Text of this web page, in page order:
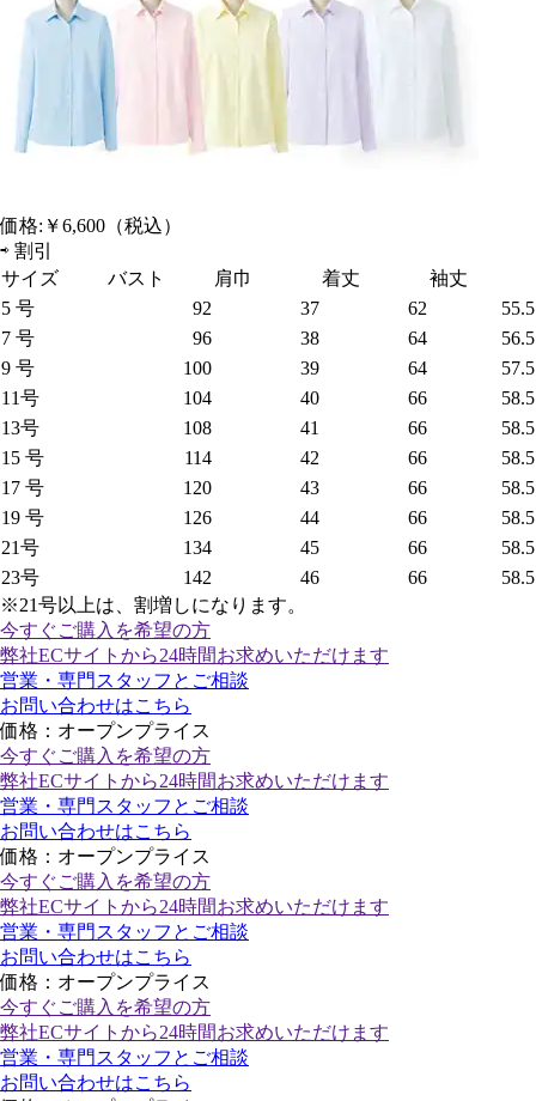
価格: ￥6,600 （税込）
⇨ 割引
サイズ
バスト 肩巾 着丈
袖丈
5 号
92 37 62
55.5
7 号
96 38 64
56.5
9 号
100 39 64
57.5
11号
104 40 66
58.5
13号
108 41 66
58.5
15 号
114 42 66
58.5
17 号
120 43 66
58.5
19 号
126 44 66
58.5
21号
134 45 66
58.5
23号
142 46 66
58.5
※21号以上は、割増しになります。
今すぐご購入 を希望の方
弊社ECサイトから24時間お求めいただけます
営業・専門スタッフとご相談
お問い合わせはこちら
価格：オープンプライス
今すぐご購入 を希望の方
弊社ECサイトから24時間お求めいただけます
営業・専門スタッフとご相談
お問い合わせはこちら
価格：オープンプライス
今すぐご購入 を希望の方
弊社ECサイトから24時間お求めいただけます
営業・専門スタッフとご相談
お問い合わせはこちら
価格：オープンプライス
今すぐご購入 を希望の方
弊社ECサイトから24時間お求めいただけます
営業・専門スタッフとご相談
お問い合わせはこちら